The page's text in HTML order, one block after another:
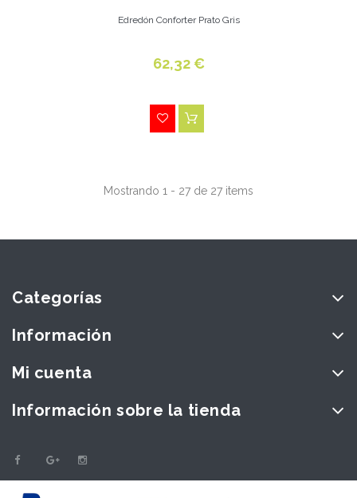
Edredón Conforter Prato Gris
62,32 €
Mostrando 1 - 27 de 27 items
Categorías
Información
Mi cuenta
Información sobre la tienda